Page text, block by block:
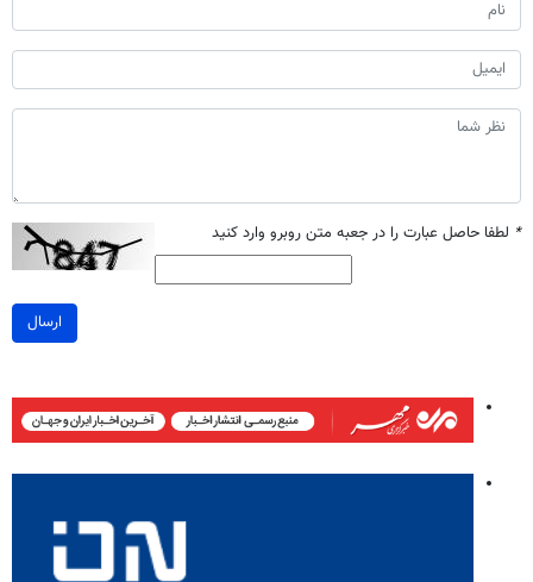
* لطفا حاصل عبارت را در جعبه متن روبرو وارد کنید
ارسال